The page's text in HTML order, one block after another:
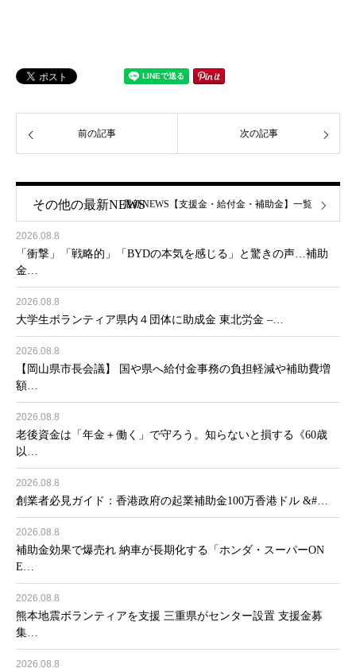
前の記事 次の記事
その他の最新NEWS
2026.08.8
「衝撃」「戦略的」「BYDの本気を感じる」と驚きの声…補助
金…
2026.08.8
大学生ボランティア県内４団体に助成金 東北労金 –…
2026.08.8
【岡山県市長会議】 国や県へ給付金事務の負担軽減や補助費増
額…
2026.08.8
老後資金は「年金＋働く」で守ろう。知らないと損する《60歳
以…
2026.08.8
創業者必見ガイド：香港政府の起業補助金100万香港ドル &#…
2026.08.8
補助金効果で爆売れ 納車が長期化する「ホンダ・スーパーON
E…
2026.08.8
熊本地震ボランティアを支援 三重県がセンター設置 支援金募
集…
2026.08.8
最新NEWS【支援金・給付金・補助金】一覧